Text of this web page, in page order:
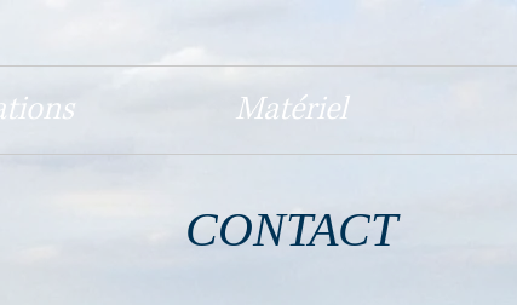
Matériel
CONTACT